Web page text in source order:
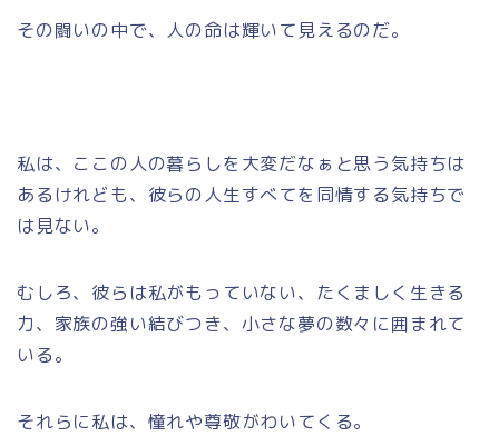
その闘いの中で、人の命は輝いて見えるのだ。
私は、ここの人の暮らしを大変だなぁと思う気持ちは
あるけれども、彼らの人生すべてを同情する気持ちで
は見ない。
むしろ、彼らは私がもっていない、たくましく生きる
力、家族の強い結びつき、小さな夢の数々に囲まれて
いる。
それらに私は、憧れや尊敬がわいてくる。